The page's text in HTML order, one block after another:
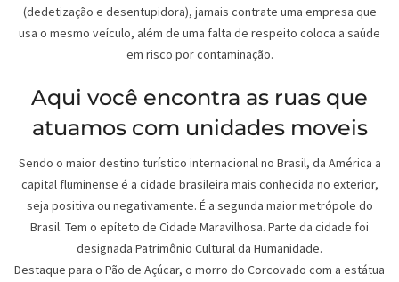
(dedetização e desentupidora), jamais contrate uma empresa que
usa o mesmo veículo, além de uma falta de respeito coloca a saúde
em risco por contaminação.
Aqui você encontra as ruas que
atuamos com unidades moveis
Sendo o maior destino turístico internacional no Brasil, da América a
capital fluminense é a cidade brasileira mais conhecida no exterior,
seja positiva ou negativamente. É a segunda maior metrópole do
Brasil. Tem o epíteto de Cidade Maravilhosa. Parte da cidade foi
designada Patrimônio Cultural da Humanidade.
Destaque para o Pão de Açúcar, o morro do Corcovado com a estátua